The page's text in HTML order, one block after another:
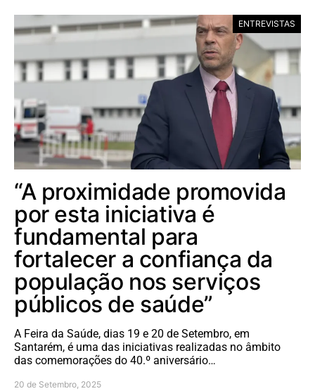
ENTREVISTAS
“A proximidade promovida
por esta iniciativa é
fundamental para
fortalecer a confiança da
população nos serviços
públicos de saúde”
A Feira da Saúde, dias 19 e 20 de Setembro, em
Santarém, é uma das iniciativas realizadas no âmbito
das comemorações do 40.º aniversário…
20 de Setembro, 2025